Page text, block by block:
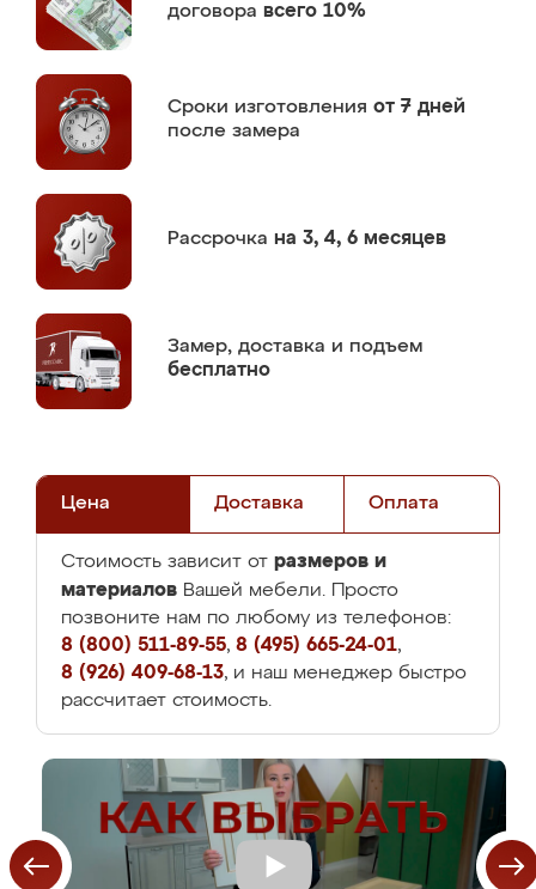
договора всего 10%
Сроки изготовления от 7 дней
после замера
Рассрочка на 3, 4, 6 месяцев
Замер, доставка и подъем
бесплатно
Цена Доставка Оплата
Стоимость зависит от размеров и
материалов Вашей мебели. Просто
позвоните нам по любому из телефонов:
8 (800) 511-89-55, 8 (495) 665-24-01,
8 (926) 409-68-13, и наш менеджер быстро
рассчитает стоимость.